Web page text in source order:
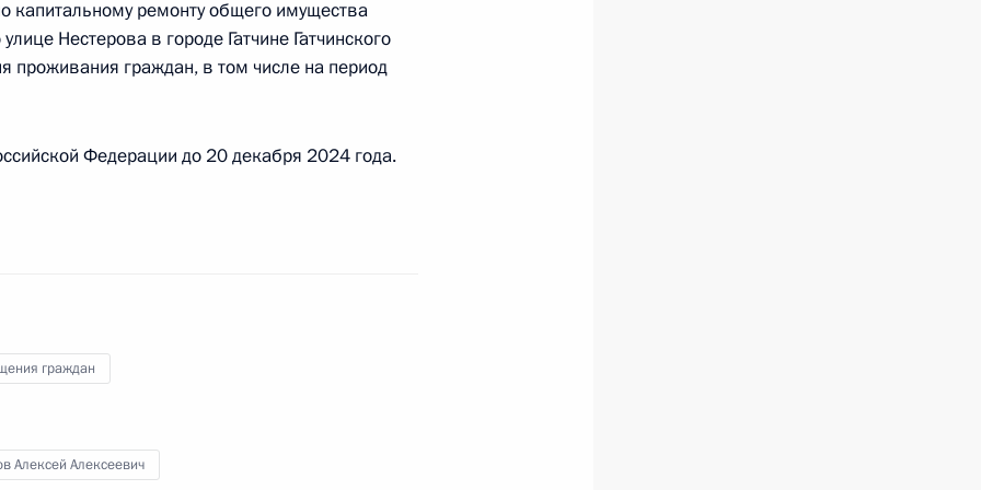
Российской Федерации Игорем
Федерации по приёму граждан
в Приёмной Президента Российской
капитальному ремонту общего имущества
Нестерова в городе Гатчине Гатчинского
проживания граждан, в том числе на период
Федерации до 20 декабря 2024 года.
граждан
Алексей Алексеевич